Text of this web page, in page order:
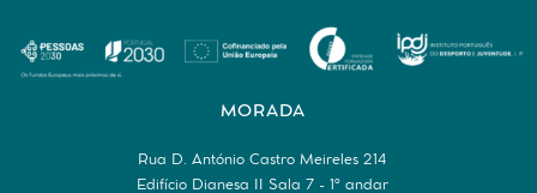
MORADA
Rua D. António Castro Meireles 214
Edifício Dianesa II Sala 7 - 1º andar